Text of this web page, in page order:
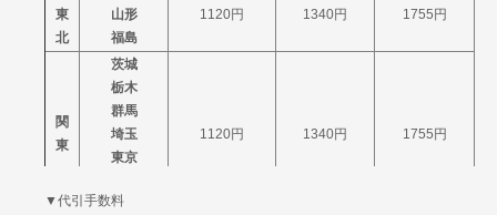
東
北
山形
福島
1120円 1340円 1755円
関
東
茨城
栃木
群馬
埼玉
東京
山梨
1120円 1340円 1755円
▼代引手数料